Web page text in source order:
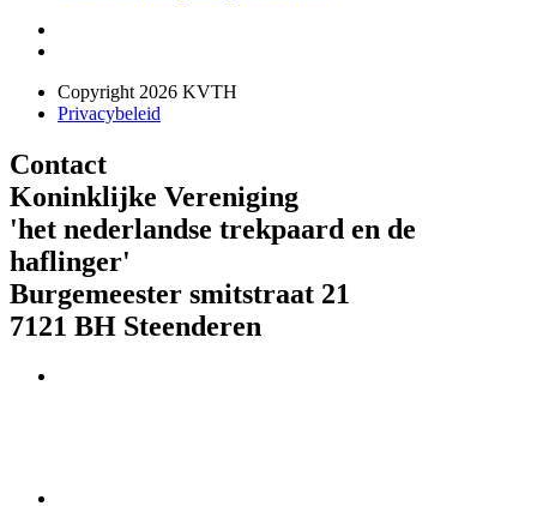
Copyright 2026 KVTH
Privacybeleid
Contact
Koninklijke Vereniging
'het nederlandse trekpaard en de
haflinger'
Burgemeester smitstraat 21
7121 BH Steenderen